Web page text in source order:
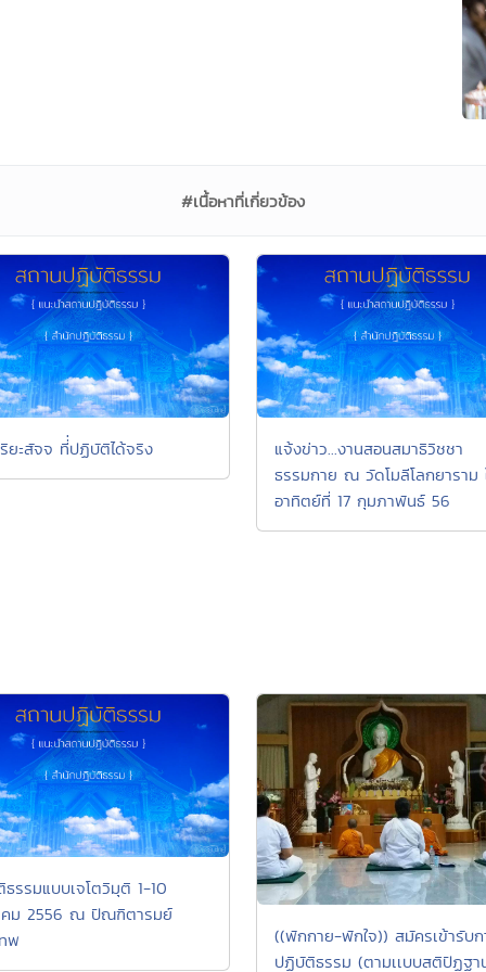
#เนื้อหาที่เกี่ยวข้อง
ยะสัจจ ที่่ปฏิบัติได้จริง
แจ้งข่าว...งานสอนสมาธิวิชชา
ธรรมกาย ณ วัดโมลีโลกยาราม
อาทิตย์ที่ 17 กุมภาพันธ์ 56
รรมแบบเจโตวิมุติ 1-10
คม 2556 ณ ปัณฑิตารมย์
พ
((พักกาย-พักใจ)) สมัครเข้ารับก
ปฏิบัติธรรม (ตามเเบบสติปัฏฐ